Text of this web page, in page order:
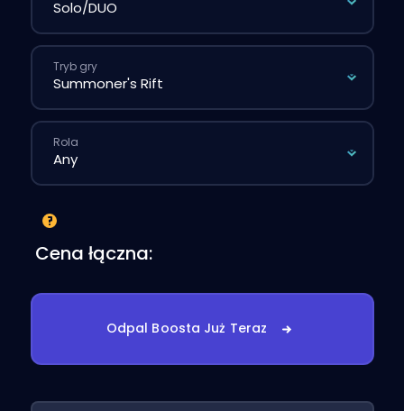
Tryb gry
Rola
Cena łączna:
Odpal Boosta Już Teraz